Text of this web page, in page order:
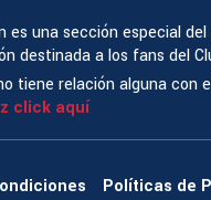
es una sección especial
destinada a los fans del
tiene relación alguna con
click aquí
Políticas de